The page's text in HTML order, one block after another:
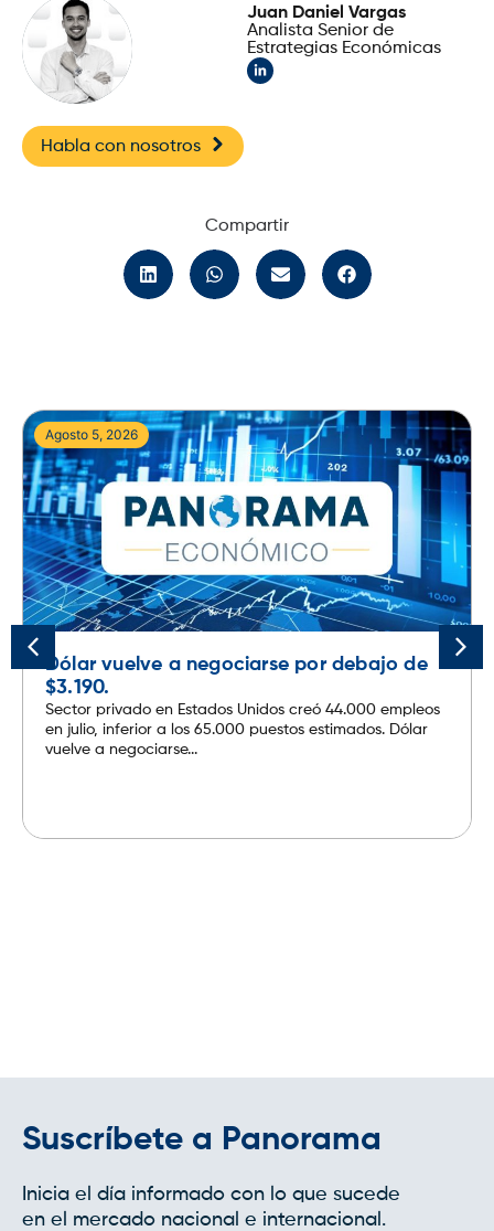
Juan Daniel Vargas
Analista Senior de
Estrategias Económicas
Habla con nosotros
Compartir
Agosto 5, 2026
Dólar vuelve a negociarse por debajo de
$3.190.
Sector privado en Estados Unidos creó 44.000 empleos
en julio, inferior a los 65.000 puestos estimados. Dólar
vuelve a negociarse...
Suscríbete a Panorama
Inicia el día informado con lo que sucede
en el mercado nacional e internacional.